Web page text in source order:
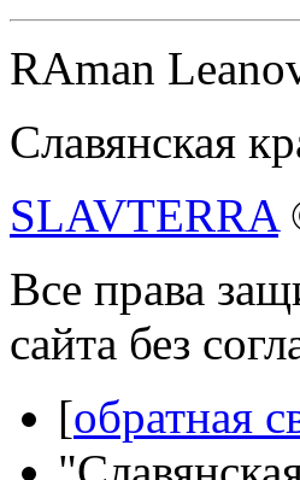
RAman
Славянская
SLAVTERRA
Все права
сайта без
[обратная